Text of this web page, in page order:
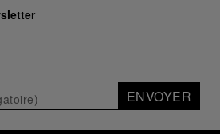
ENVOYER